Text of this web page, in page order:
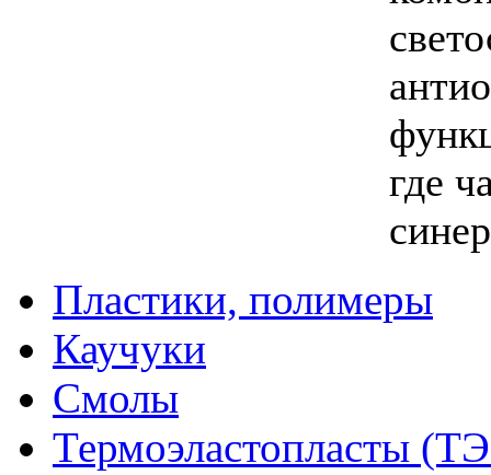
где
Пластики, полимеры
Каучуки
Смолы
Термоэластопласты